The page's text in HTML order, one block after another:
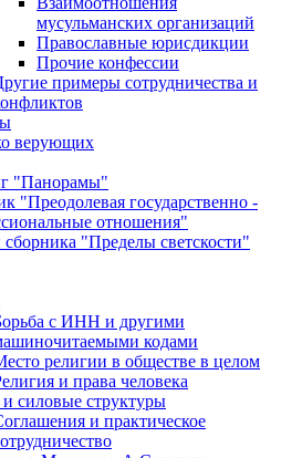
мусульманских организаций
Православные юрисдикции
Прочие конфессии
примеры сотрудничества и
верующих
"Панорамы"
"Преодолевая государственно -
отношения"
сборника "Пределы светскости"
с ИНН и другими
кодами
религии в обществе в целом
и права человека
силовые структуры
и практическое